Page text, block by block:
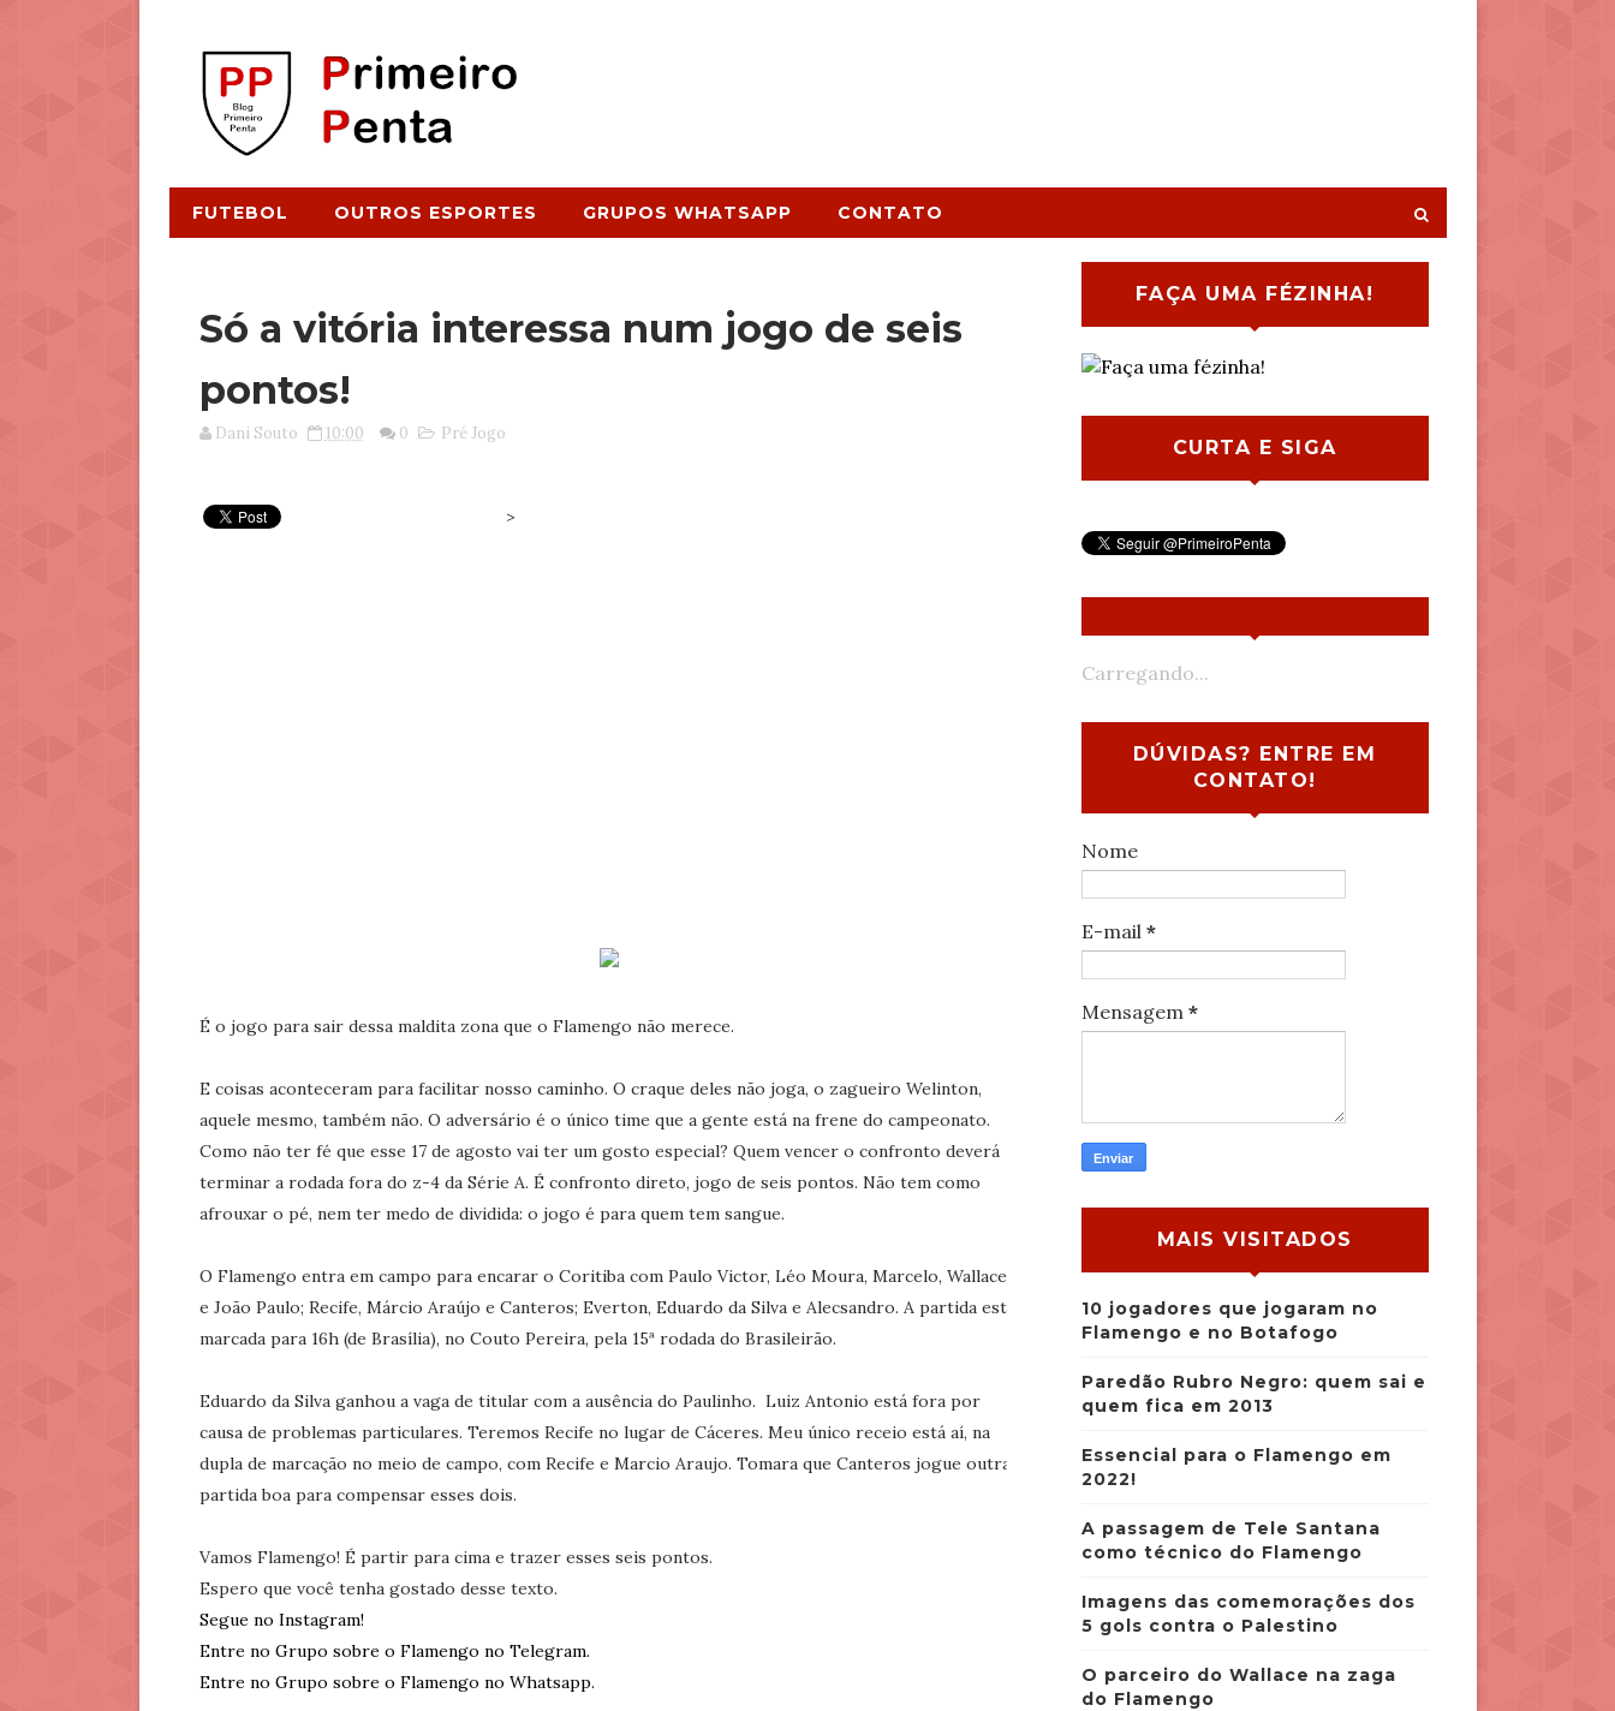
FUTEBOL OUTROS ESPORTES GRUPOS WHATSAPP CONTATO
Só a vitória interessa num jogo de seis
pontos!
Dani Souto 10:00 0 Pré Jogo
>
É o jogo para sair dessa maldita zona que o Flamengo não merece.
E coisas aconteceram para facilitar nosso caminho. O craque deles não joga, o zagueiro Welinton,
aquele mesmo, também não. O adversário é o único time que a gente está na frene do campeonato.
Como não ter fé que esse 17 de agosto vai ter um gosto especial? Quem vencer o confronto deverá
terminar a rodada fora do z-4 da Série A. É confronto direto, jogo de seis pontos. Não tem como
afrouxar o pé, nem ter medo de dividida: o jogo é para quem tem sangue.
O Flamengo entra em campo para encarar o Coritiba com Paulo Victor, Léo Moura, Marcelo, Wallace
e João Paulo; Recife, Márcio Araújo e Canteros; Everton, Eduardo da Silva e Alecsandro. A partida está
marcada para 16h (de Brasília), no Couto Pereira, pela 15ª rodada do Brasileirão.
Eduardo da Silva ganhou a vaga de titular com a ausência do Paulinho. Luiz Antonio está fora por
causa de problemas particulares. Teremos Recife no lugar de Cáceres. Meu único receio está aí, na
dupla de marcação no meio de campo, com Recife e Marcio Araujo. Tomara que Canteros jogue outra
partida boa para compensar esses dois.
Vamos Flamengo! É partir para cima e trazer esses seis pontos.
Espero que você tenha gostado desse texto.
Segue no Instagram!
Entre no Grupo sobre o Flamengo no Telegram.
Entre no Grupo sobre o Flamengo no Whatsapp.
FAÇA UMA FÉZINHA!
CURTA E SIGA
Carregando...
DÚVIDAS? ENTRE EM
CONTATO!
Nome
E-mail *
Mensagem *
MAIS VISITADOS
10 jogadores que jogaram no
Flamengo e no Botafogo
Paredão Rubro Negro: quem sai e
quem fica em 2013
Essencial para o Flamengo em
2022!
A passagem de Tele Santana
como técnico do Flamengo
Imagens das comemorações dos
5 gols contra o Palestino
O parceiro do Wallace na zaga
do Flamengo